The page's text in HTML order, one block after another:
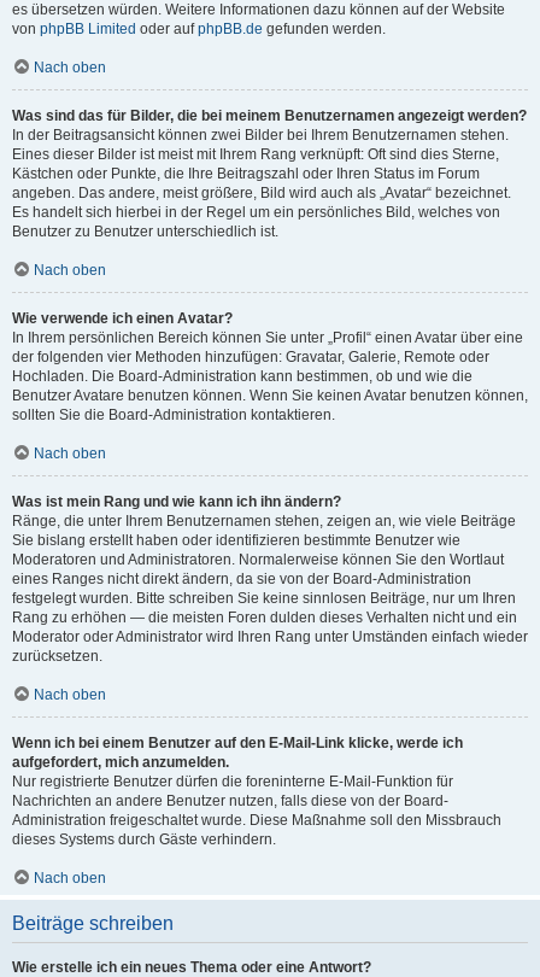
es übersetzen würden. Weitere Informationen dazu können auf der Website
von phpBB Limited oder aufphpBB.de gefunden werden.
Nach oben
Was sind das für Bilder, die bei meinem Benutzernamen angezeigt werden?
In der Beitragsansicht können zwei Bilder bei Ihrem Benutzernamen stehen.
Eines dieser Bilder ist meist mit Ihrem Rang verknüpft: Oft sind dies Sterne,
Kästchen oder Punkte, die Ihre Beitragszahl oder Ihren Status im Forum
angeben. Das andere, meist größere, Bild wird auch als „Avatar“ bezeichnet.
Es handelt sich hierbei in der Regel um ein persönliches Bild, welches von
Benutzer zu Benutzer unterschiedlich ist.
Nach oben
Wie verwende ich einen Avatar?
In Ihrem persönlichen Bereich können Sie unter „Profil“ einen Avatar über eine
der folgenden vier Methoden hinzufügen: Gravatar, Galerie, Remote oder
Hochladen. Die Board-Administration kann bestimmen, ob und wie die
Benutzer Avatare benutzen können. Wenn Sie keinen Avatar benutzen können,
sollten Sie die Board-Administration kontaktieren.
Nach oben
Was ist mein Rang und wie kann ich ihn ändern?
Ränge, die unter Ihrem Benutzernamen stehen, zeigen an, wie viele Beiträge
Sie bislang erstellt haben oder identifizieren bestimmte Benutzer wie
Moderatoren und Administratoren. Normalerweise können Sie den Wortlaut
eines Ranges nicht direkt ändern, da sie von der Board-Administration
festgelegt wurden. Bitte schreiben Sie keine sinnlosen Beiträge, nur um Ihren
Rang zu erhöhen — die meisten Foren dulden dieses Verhalten nicht und ein
Moderator oder Administrator wird Ihren Rang unter Umständen einfach wieder
zurücksetzen.
Nach oben
Wenn ich bei einem Benutzer auf den E-Mail-Link klicke, werde ich
aufgefordert, mich anzumelden.
Nur registrierte Benutzer dürfen die foreninterne E-Mail-Funktion für
Nachrichten an andere Benutzer nutzen, falls diese von der Board-
Administration freigeschaltet wurde. Diese Maßnahme soll den Missbrauch
dieses Systems durch Gäste verhindern.
Nach oben
Beiträge schreiben
Wie erstelle ich ein neues Thema oder eine Antwort?